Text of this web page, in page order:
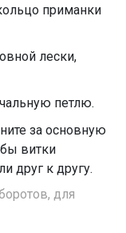
приманки
лески,
петлю.
за основную
витки
друг к другу.
для